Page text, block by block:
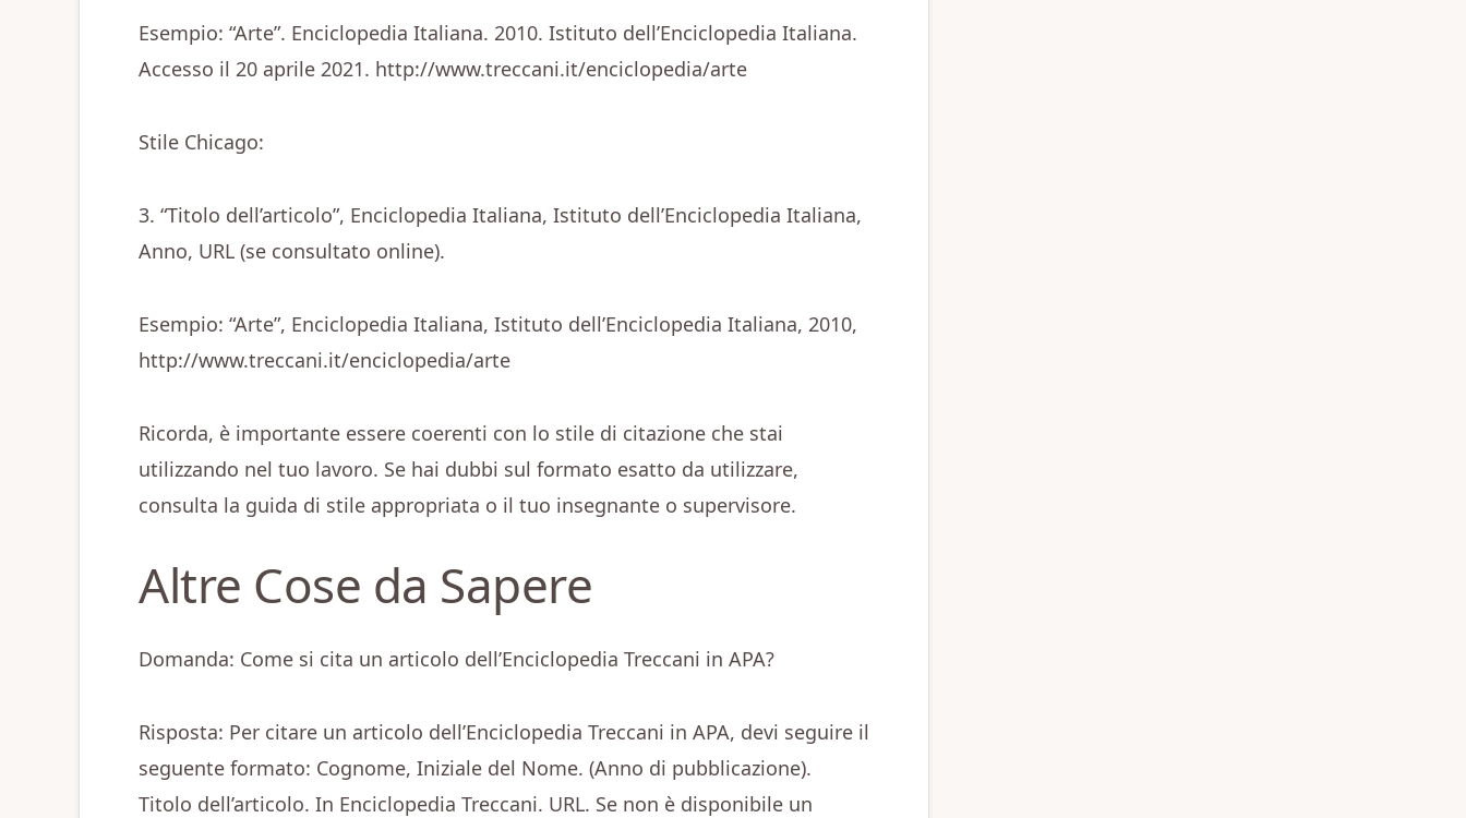
Esempio: “Arte”. Enciclopedia Italiana. 2010. Istituto dell’Enciclopedia Italiana.
Accesso il 20 aprile 2021. http://www.treccani.it/enciclopedia/arte
Stile Chicago:
3. “Titolo dell’articolo”, Enciclopedia Italiana, Istituto dell’Enciclopedia Italiana,
Anno, URL (se consultato online).
Esempio: “Arte”, Enciclopedia Italiana, Istituto dell’Enciclopedia Italiana, 2010,
http://www.treccani.it/enciclopedia/arte
Ricorda, è importante essere coerenti con lo stile di citazione che stai
utilizzando nel tuo lavoro. Se hai dubbi sul formato esatto da utilizzare,
consulta la guida di stile appropriata o il tuo insegnante o supervisore.
Altre Cose da Sapere
Domanda: Come si cita un articolo dell’Enciclopedia Treccani in APA?
Risposta: Per citare un articolo dell’Enciclopedia Treccani in APA, devi seguire il
seguente formato: Cognome, Iniziale del Nome. (Anno di pubblicazione).
Titolo dell’articolo. In Enciclopedia Treccani. URL. Se non è disponibile un